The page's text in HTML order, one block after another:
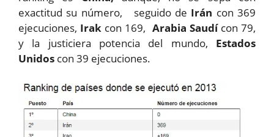
exactitud su número,
seguido de Irán con 369
ejecuciones, Irak con 169, Arabia Saudícon 79,
y la justiciera potencia del mundo, Estados
Unidos con 39 ejecuciones.